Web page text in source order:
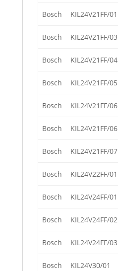
Bosch KIL24V21FF/01
Bosch KIL24V21FF/03
Bosch KIL24V21FF/04
Bosch KIL24V21FF/05
Bosch KIL24V21FF/06
Bosch KIL24V21FF/06
Bosch KIL24V21FF/07
Bosch KIL24V22FF/01
Bosch KIL24V24FF/01
Bosch KIL24V24FF/02
Bosch KIL24V24FF/03
Bosch KIL24V30/01